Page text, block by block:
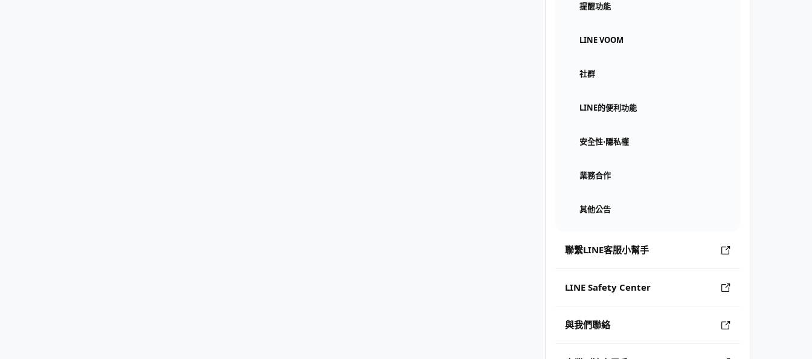
提醒功能
LINE VOOM
社群
LINE的便利功能
安全性⋅隱私權
業務合作
其他公告
聯繫LINE客服小幫手
LINE Safety Center
與我們聯絡